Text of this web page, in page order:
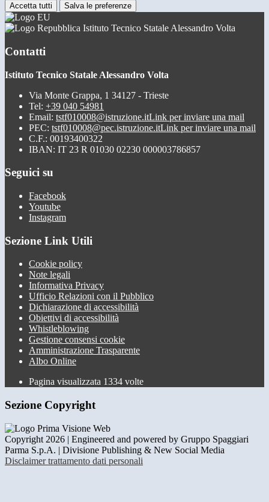
Accetta tutti Salva le preferenze
Istituto Tecnico Statale Alessandro Volta
Contatti
Istituto Tecnico Statale Alessandro Volta
Via Monte Grappa, 1 34127 - Trieste
Tel: +39 040 54981
Email: tstf010008@istruzione.itLink per inviare una mail
PEC: tstf010008@pec.istruzione.itLink per inviare una mail
C.F.: 00193400322
IBAN: IT 23 R 01030 02230 000003786857
Seguici su
Facebook
Youtube
Instagram
Sezione Link Utili
Cookie policy
Note legali
Informativa Privacy
Ufficio Relazioni con il Pubblico
Dichiarazione di accessibilità
Obiettivi di accessibilità
Whistleblowing
Gestione consensi cookie
Amministrazione Trasparente
Albo Online
Pagina visualizzata 1334 volte
Sezione Copyright
Copyright 2026 | Engineered and powered by Gruppo Spaggiari
Parma S.p.A. | Divisione Publishing & New Social Media
Disclaimer trattamento dati personali